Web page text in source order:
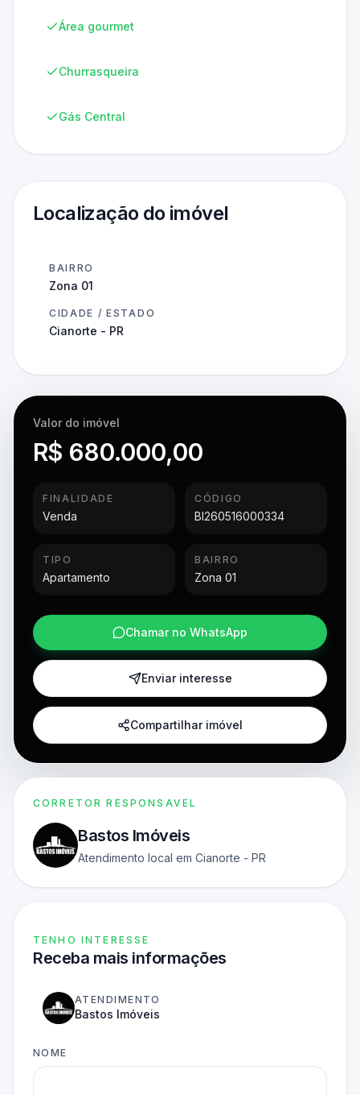
Área gourmet
Churrasqueira
Gás Central
Localização do imóvel
BAIRRO
Zona 01
CIDADE / ESTADO
Cianorte - PR
Valor do imóvel
R$ 680.000,00
FINALIDADE
Venda
CÓDIGO
BI260516000334
TIPO
Apartamento
BAIRRO
Zona 01
Chamar no WhatsApp
Enviar interesse
Compartilhar imóvel
CORRETOR RESPONSAVEL
Bastos Imóveis
Atendimento local em Cianorte - PR
TENHO INTERESSE
Receba mais informações
ATENDIMENTO
Bastos Imóveis
NOME